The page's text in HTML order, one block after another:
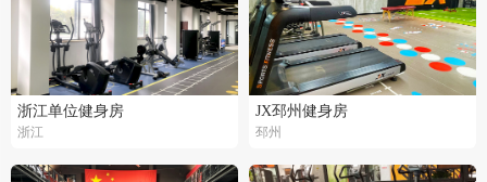
浙江单位健身房
浙江
JX邳州健身房
邳州